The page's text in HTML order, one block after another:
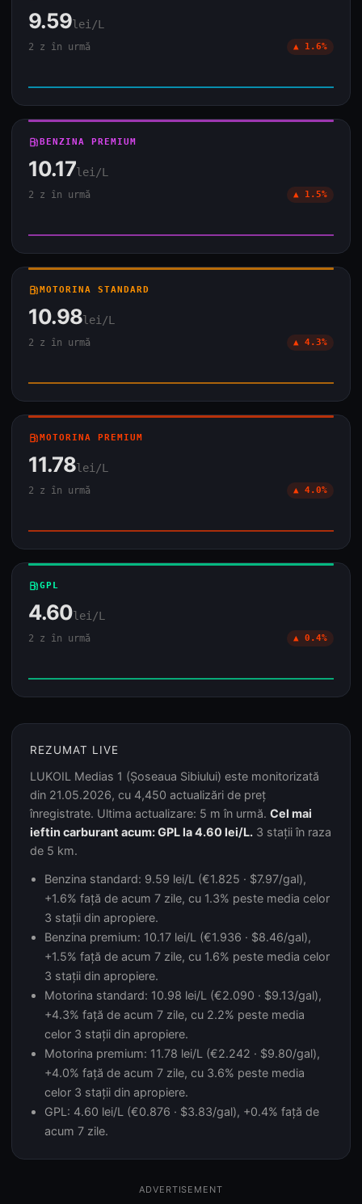
9.59lei/L
2 z în urmă ▲ 1.6%
local_gas_stationBENZINA PREMIUM
10.17lei/L
2 z în urmă ▲ 1.5%
local_gas_stationMOTORINA STANDARD
10.98lei/L
2 z în urmă ▲ 4.3%
local_gas_stationMOTORINA PREMIUM
11.78lei/L
2 z în urmă ▲ 4.0%
local_gas_stationGPL
4.60lei/L
2 z în urmă ▲ 0.4%
REZUMAT LIVE
LUKOIL Medias 1 (Șoseaua Sibiului) este monitorizată
din 21.05.2026, cu 4,450 actualizări de preț
înregistrate. Ultima actualizare: 5 m în urmă. Cel mai
ieftin carburant acum: GPL la 4.60 lei/L. 3 stații în raza
de 5 km.
Benzina standard: 9.59 lei/L (€1.825 · $7.97/gal),
+1.6% față de acum 7 zile, cu 1.3% peste media celor
3 stații din apropiere.
Benzina premium: 10.17 lei/L (€1.936 · $8.46/gal),
+1.5% față de acum 7 zile, cu 1.6% peste media celor
3 stații din apropiere.
Motorina standard: 10.98 lei/L (€2.090 · $9.13/gal),
+4.3% față de acum 7 zile, cu 2.2% peste media
celor 3 stații din apropiere.
Motorina premium: 11.78 lei/L (€2.242 · $9.80/gal),
+4.0% față de acum 7 zile, cu 3.6% peste media
celor 3 stații din apropiere.
GPL: 4.60 lei/L (€0.876 · $3.83/gal), +0.4% față de
acum 7 zile.
ADVERTISEMENT